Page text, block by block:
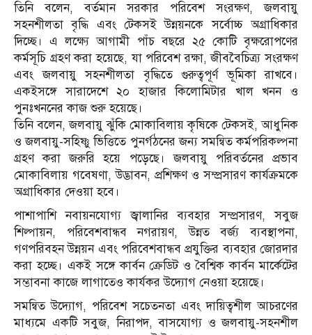
তিনি বলেন, বর্তমান সরকার পরিবেশ সংরক্ষণ, জলবায়ু
সহনশীলতা বৃদ্ধি এবং টেকসই উন্নয়নকে সর্বোচ্চ অগ্রাধিকার
দিচ্ছে। এ লক্ষ্যে আগামী পাঁচ বছরে ২৫ কোটি বৃক্ষরোপণের
কর্মসূচি গ্রহণ করা হয়েছে, যা পরিবেশ রক্ষা, জীববৈচিত্র্য সংরক্ষণ
এবং জলবায়ু সহনশীলতা বৃদ্ধিতে গুরুত্বপূর্ণ ভূমিকা রাখবে।
একইসঙ্গে সারাদেশে ২০ হাজার কিলোমিটার খাল খনন ও
পুনঃখননের কাজ শুরু হয়েছে।
তিনি বলেন, জলবায়ু ঝুঁকি মোকাবিলায় কৃষিকে টেকসই, আধুনিক
ও জলবায়ু-সহিষ্ণু ভিত্তিতে পুনর্গঠনের জন্য সমন্বিত কর্মপরিকল্পনা
গ্রহণ করা জরুরি হয়ে পড়েছে। জলবায়ু পরিবর্তনের প্রভাব
মোকাবিলায় গবেষণা, উদ্ভাবন, প্রশিক্ষণ ও সম্প্রসারণ কার্যক্রমকে
অগ্রাধিকার দেওয়া হবে।
পাশাপাশি নবায়নযোগ্য জ্বালানির ব্যবহার সম্প্রসারণ, সবুজ
শিল্পায়ন, পরিবেশবান্ধব নগরায়ণ, উন্নত বর্জ্য ব্যবস্থাপনা,
গণপরিবহন উন্নয়ন এবং পরিবেশবান্ধব প্রযুক্তির ব্যবহার জোরদার
করা হচ্ছে। একই সঙ্গে কার্বন ক্রেডিট ও বৈশ্বিক কার্বন মার্কেটের
সম্ভাবনা কাজে লাগাতেও কার্যকর উদ্যোগ নেওয়া হয়েছে।
সমন্বিত উদ্যোগ, পরিবেশ সচেতনতা এবং দায়িত্বশীল আচরণের
মাধ্যমে একটি সবুজ, নিরাপদ, বাসযোগ্য ও জলবায়ু-সহনশীল